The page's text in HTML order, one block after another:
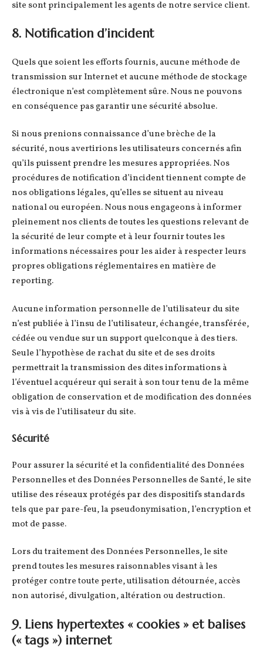
site sont principalement les agents de notre service client.
8. Notification d’incident
Quels que soient les efforts fournis, aucune méthode de
transmission sur Internet et aucune méthode de stockage
électronique n’est complètement sûre. Nous ne pouvons
en conséquence pas garantir une sécurité absolue.
Si nous prenions connaissance d’une brèche de la
sécurité, nous avertirions les utilisateurs concernés afin
qu’ils puissent prendre les mesures appropriées. Nos
procédures de notification d’incident tiennent compte de
nos obligations légales, qu’elles se situent au niveau
national ou européen. Nous nous engageons à informer
pleinement nos clients de toutes les questions relevant de
la sécurité de leur compte et à leur fournir toutes les
informations nécessaires pour les aider à respecter leurs
propres obligations réglementaires en matière de
reporting.
Aucune information personnelle de l’utilisateur du site
n’est publiée à l’insu de l’utilisateur, échangée, transférée,
cédée ou vendue sur un support quelconque à des tiers.
Seule l’hypothèse de rachat du site et de ses droits
permettrait la transmission des dites informations à
l’éventuel acquéreur qui serait à son tour tenu de la même
obligation de conservation et de modification des données
vis à vis de l’utilisateur du site.
Sécurité
Pour assurer la sécurité et la confidentialité des Données
Personnelles et des Données Personnelles de Santé, le site
utilise des réseaux protégés par des dispositifs standards
tels que par pare-feu, la pseudonymisation, l’encryption et
mot de passe.
Lors du traitement des Données Personnelles, le site
prend toutes les mesures raisonnables visant à les
protéger contre toute perte, utilisation détournée, accès
non autorisé, divulgation, altération ou destruction.
9. Liens hypertextes « cookies » et balises
(« tags ») internet